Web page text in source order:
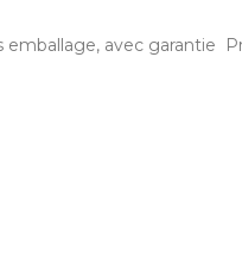
emballage, avec garantie